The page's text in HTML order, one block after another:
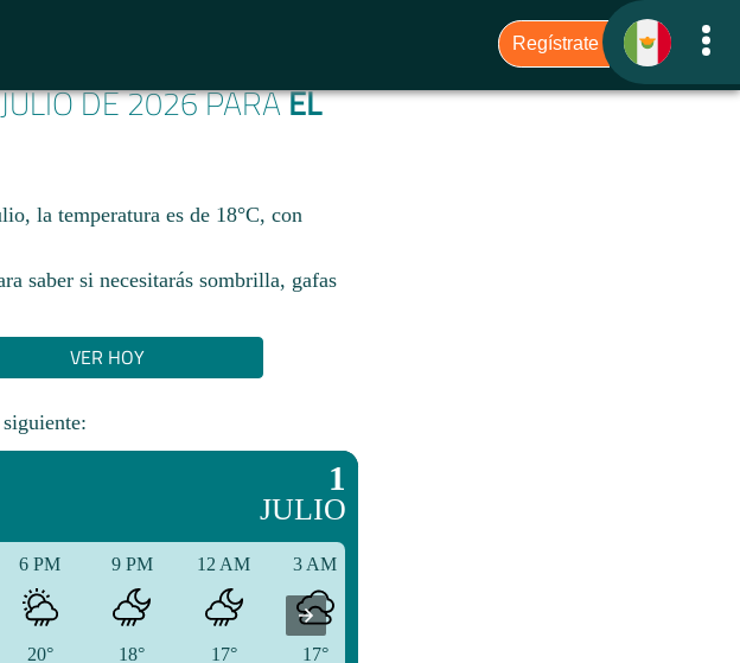
DE 2026 PARAEL
la temperatura es de 18°C, con
saber si necesitarás sombrilla, gafas
VER HOY
1
JULIO
6 PM
20°
9 PM
18°
12 AM
17°
3 AM
17°